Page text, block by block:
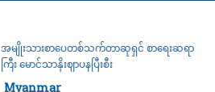
အမျိုးသားစာပေတစ်သက်တာဆုရှင် စာရေးဆရာ
ကြီး မောင်သာနိုးဈာပနပြီးစီး
Category:
Myanmar